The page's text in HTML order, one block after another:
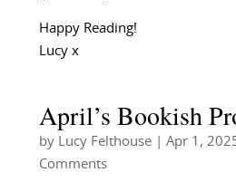
Happy Reading!
Lucy x
April’s Bookish
by Lucy Felthouse| Apr 1,
Comments